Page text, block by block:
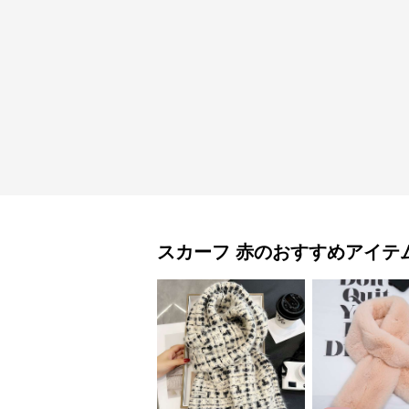
スカーフ 赤のおすすめアイテ